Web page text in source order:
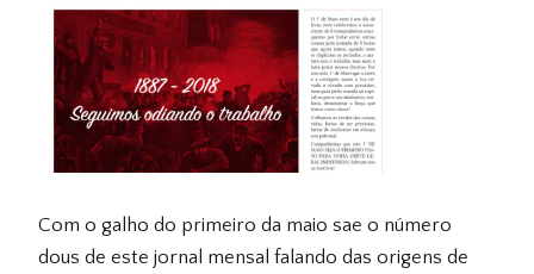
Com o galho do primeiro da maio sae o número
dous de este jornal mensal falando das origens de